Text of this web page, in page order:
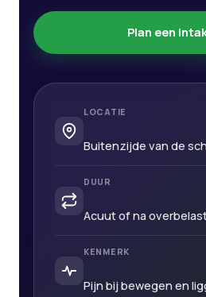
Plan een
LOCATIE
Buitenzijde van de
DUUR
Acuut of na
KENMERK
Pijn bij bewegen en